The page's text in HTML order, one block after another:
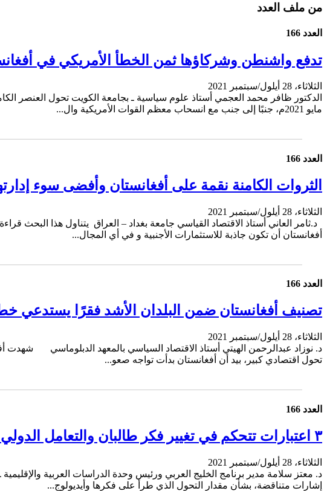
من ملف العدد
العدد 166
تدفع واشنطن وشركاؤها ثمن الخطأ الأمريكي في
الثلاثاء، 28 أيلول/سبتمبر 2021
مايو 2021م، جنبًا إلى جنب مع انسحاب معظم القوات الأمريكية وال...
العدد 166
الثروات الكامنة نقمة على أفغانستان وأفضى سوء
الثلاثاء، 28 أيلول/سبتمبر 2021
د.ثامر العاني أستاذ الاقتصاد القياسي جامعة بغداد – العراق يتناول هذا البحث
أفغانستان أن تكون جاذبة للاستثمارات الأجنبية و في أي المجال...
العدد 166
تصنيف أفغانستان ضمن البلدان الأشد فقرًا يستدعي
الثلاثاء، 28 أيلول/سبتمبر 2021
د. نوزاد عبدالرحمن الهيتي أستاذ الاقتصاد السياسي بالمعهد الدبلوماسي شهدت
تحول اقتصادي كبير، بيد أن أفغانستان بدأت تواجه صعو...
العدد 166
٣ اعتبارات تتحكم في تغيير فكر طالبان والتعامل الدولي يحدد انفتاحها
الثلاثاء، 28 أيلول/سبتمبر 2021
إشارات متناقضة، بشأن مقدار التحول الذي طرأ على فكرها وأيديولوج...